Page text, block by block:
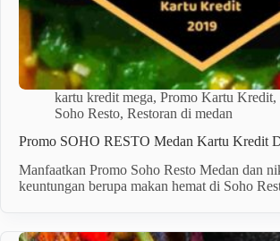
kartu kredit mega, Promo Kartu Kredit,
Soho Resto, Restoran di medan
Promo SOHO RESTO Medan Kartu Kredit
Manfaatkan Promo Soho Resto Medan dan
keuntungan berupa makan hemat di Soho